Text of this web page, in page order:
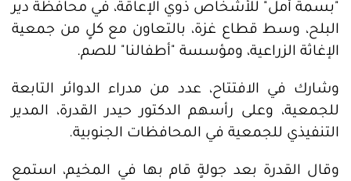
"بسمة أمل" للأشخاص ذوي الإعاقة، في محافظة دير
البلح، وسط قطاع غزة، بالتعاون مع كلٍ من جمعية
الإغاثة الزراعية، ومؤسسة "أطفالنا" للصم.
وشارك في الافتتاح، عدد من مدراء الدوائر التابعة
للجمعية، وعلى رأسهم الدكتور حيدر القدرة، المدير
التنفيذي للجمعية في المحافظات الجنوبية.
وقال القدرة بعد جولةٍ قام بها في المخيم، استمع